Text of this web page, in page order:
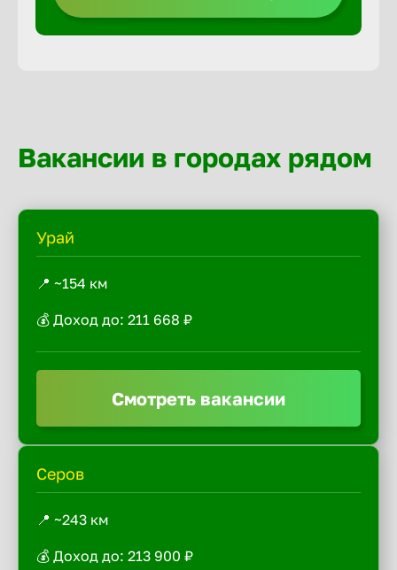
Вакансии в городах рядом
Урай
📍 ~154 км
💰 Доход до: 211 668 ₽
Смотреть вакансии
Серов
📍 ~243 км
💰 Доход до: 213 900 ₽